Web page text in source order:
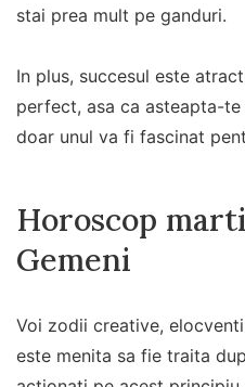
stai prea mult pe ganduri.
In plus, succesul este
perfect, asa ca asteapta-
doar unul va fi fascinat
Horoscop
Gemeni
Voi zodii creative,
este menita sa fie traita